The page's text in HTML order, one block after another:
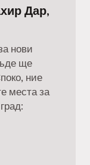
Дар,
нови
ще
ние
места за